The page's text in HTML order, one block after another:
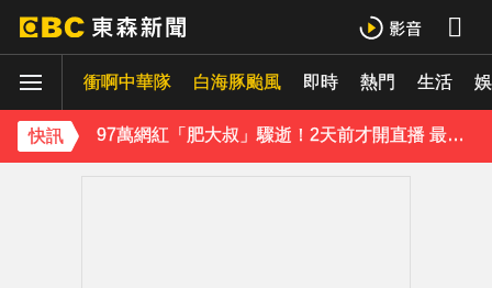
衝啊中華隊 白海豚颱風 即時 熱門 生活
快訊
97萬網紅「肥大叔」驟逝！2天前才開直播 最後身影曝光粉鼻酸
金牌員工轉投李多慧！剪輯師突暴紅狂接20業配 Joeman 認：我也會想離職